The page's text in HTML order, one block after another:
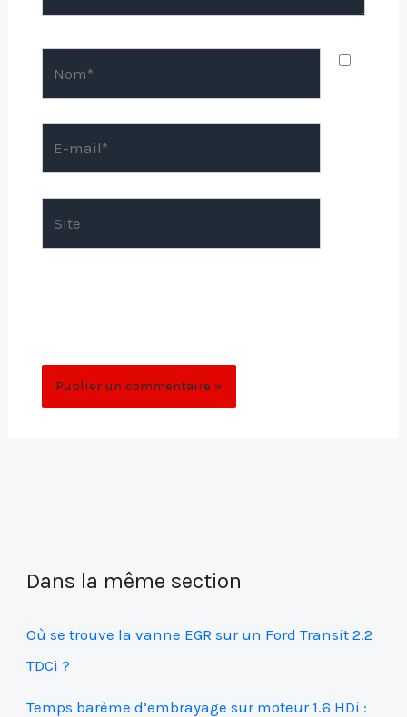
Dans la même section
Où se trouve la vanne EGR sur un Ford Transit 2.2
TDCi ?
Temps barème d’embrayage sur moteur 1.6 HDi :